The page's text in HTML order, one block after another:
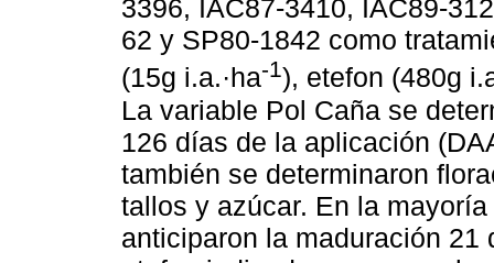
3396, IAC87-3410, IAC89-
62 y SP80-1842 como
(15g i.a.·ha-1), etefon (480g
La variable Pol Caña se
126 días de la aplicación
también se determinaron
tallos y azúcar. En la
anticiparon la maduración